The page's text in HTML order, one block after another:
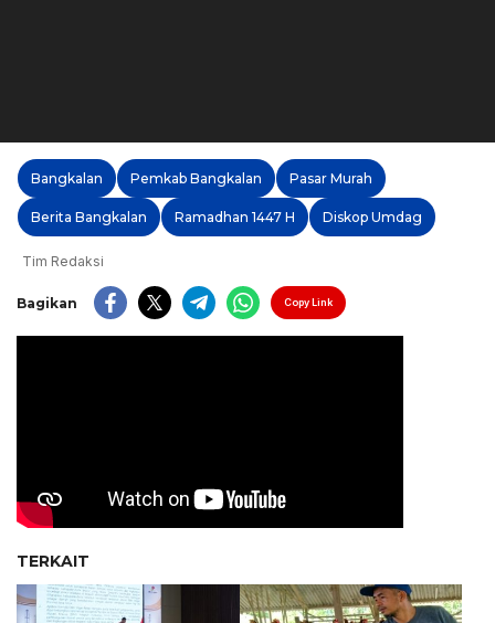
Bangkalan Pemkab Bangkalan Pasar Murah
Berita Bangkalan Ramadhan 1447 H Diskop Umdag
Tim Redaksi
Bagikan Copy Link
TERKAIT